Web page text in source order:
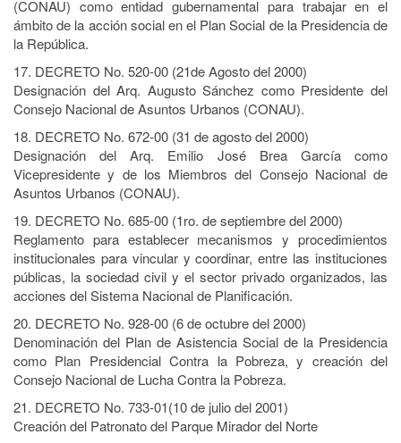
(CONAU) como entidad gubernamental para trabajar en el
ámbito de la acción social en el Plan Social de la Presidencia de
la República.
17. DECRETO No. 520-00 (21de Agosto del 2000)
Designación del Arq. Augusto Sánchez como Presidente del
Consejo Nacional de Asuntos Urbanos (CONAU).
18. DECRETO No. 672-00 (31 de agosto del 2000)
Designación del Arq. Emilio José Brea García como
Vicepresidente y de los Miembros del Consejo Nacional de
Asuntos Urbanos (CONAU).
19. DECRETO No. 685-00 (1ro. de septiembre del 2000)
Reglamento para establecer mecanismos y procedimientos
institucionales para vincular y coordinar, entre las instituciones
públicas, la sociedad civil y el sector privado organizados, las
acciones del Sistema Nacional de Planificación.
20. DECRETO No. 928-00 (6 de octubre del 2000)
Denominación del Plan de Asistencia Social de la Presidencia
como Plan Presidencial Contra la Pobreza, y creación del
Consejo Nacional de Lucha Contra la Pobreza.
21. DECRETO No. 733-01(10 de julio del 2001)
Creación del Patronato del Parque Mirador del Norte